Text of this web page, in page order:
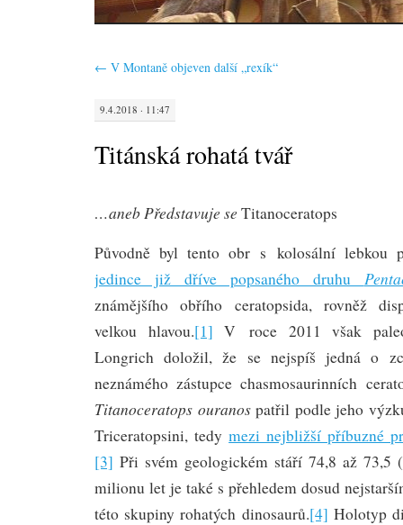
← V Montaně objeven další „rexík“
9.4.2018 · 11:47
Titánská rohatá tvář
…aneb Představuje se Titanoceratops
Původně byl tento obr s kolosální lebkou
jedince již dříve popsaného druhu
známějšího obřího ceratopsida, rovněž
velkou hlavou.[1] V roce 2011 však
Longrich doložil, že se nejspíš jedná o
neznámého zástupce chasmosaurinních
Titanoceratops ouranospatřil podle jeho
Triceratopsini, tedymezi nejbližší příbuzné
[3] Při svém geologickém stáří 74,8 až 73,5
milionu let je také s přehledem dosud
této skupiny rohatých dinosaurů.[4] Holotyp